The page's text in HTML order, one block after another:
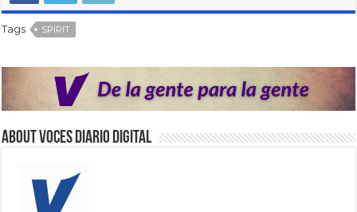
Tags SPIRIT
About VOCES Diario digital